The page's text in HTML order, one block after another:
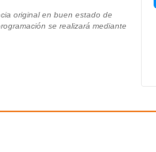
original en buen estado de
se realizará mediante